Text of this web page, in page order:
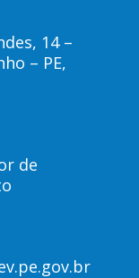
14 –
– PE,
de